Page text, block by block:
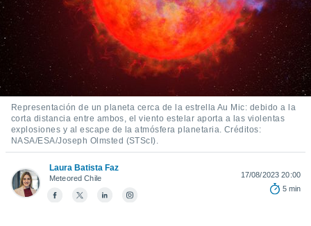
coste.
a la
la
todas
ya sean
nuestros
nos
en
así como
perfil
ACEPTAR
CONTINUAR
CONFIGURACIÓN
Representación de un planeta cerca de la estrella Au Mic: debido a la
corta distancia entre ambos, el viento estelar aporta a las violentas
explosiones y al escape de la atmósfera planetaria. Créditos:
NASA/ESA/Joseph Olmsted (STScI).
Laura Batista Faz
Meteored Chile
17/08/2023 20:00
5 min